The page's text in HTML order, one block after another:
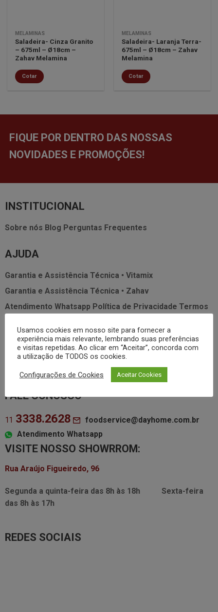
MELAMINAS
Saladeira- Cinza Granito
– 675ml – Ø18cm –
Zahav Melamina
Cotar
MELAMINAS
Saladeira- Laranja Terra-
675ml – Ø18cm – Zahav
Melamina
Cotar
FIQUE POR DENTRO DAS NOSSAS
NOVIDADES E PROMOÇÕES!
INSTITUCIONAL
Sobre nós Blog Perguntas Frequentes
AJUDA
Garantia e Assistência Técnica • Vitamix
Garantia e Assistência Técnica • Zahav
Atendimento Whatsapp Política de Privacidade Termos
MEUS DADOS
Lista de Desejos
FALE CONOSCO
11 3338.2628
foodservice@dayhome.com.br
Atendimento Whatsapp
VISITE NOSSO SHOWRROM:
Rua Araújo Figueiredo, 96
Segunda a quinta-feira das 8h às 18h
Sexta-feira
das 8h às 17h
REDES SOCIAIS
Usamos cookies em nosso site para fornecer a
experiência mais relevante, lembrando suas preferências
e visitas repetidas. Ao clicar em “Aceitar”, concorda com
a utilização de TODOS os cookies.
Configurações de Cookies Aceitar Cookies